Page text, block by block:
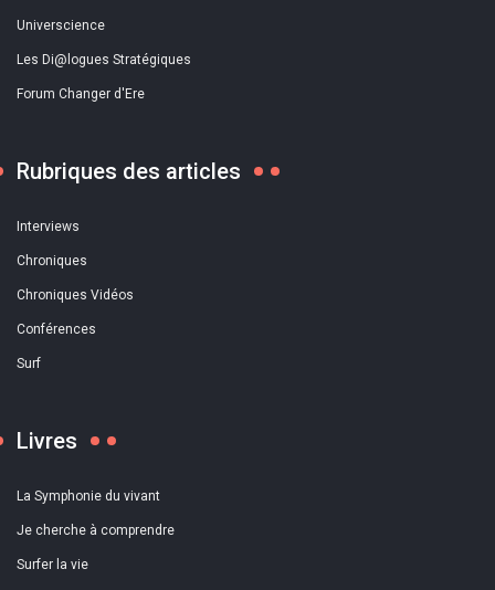
Universcience
Les Di@logues Stratégiques
Forum Changer d'Ere
Rubriques des articles
Interviews
Chroniques
Chroniques Vidéos
Conférences
Surf
Livres
La Symphonie du vivant
Je cherche à comprendre
Surfer la vie